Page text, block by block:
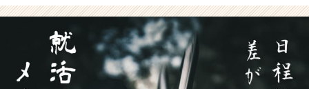
活
で
役
立